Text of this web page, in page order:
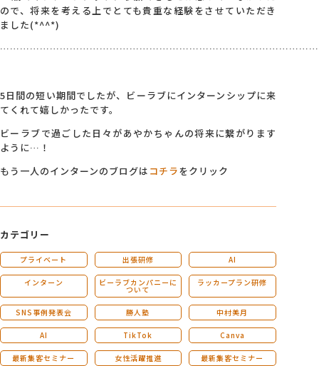
ので、将来を考える上でとても貴重な経験をさせていただき
ました(*^^*)
5日間の短い期間でしたが、ビーラブにインターンシップに来
てくれて嬉しかったです。
ビーラブで過ごした日々があやかちゃんの将来に繋がります
ように…！
もう一人のインターンのブログは コチラをクリック
カテゴリー
プライベート 出張研修 AI
インターン ビーラブカンパニーに
ついて
ラッカープラン研修
SNS事例発表会 勝人塾 中村美月
AI TikTok Canva
最新集客セミナー 女性活躍推進 最新集客セミナー